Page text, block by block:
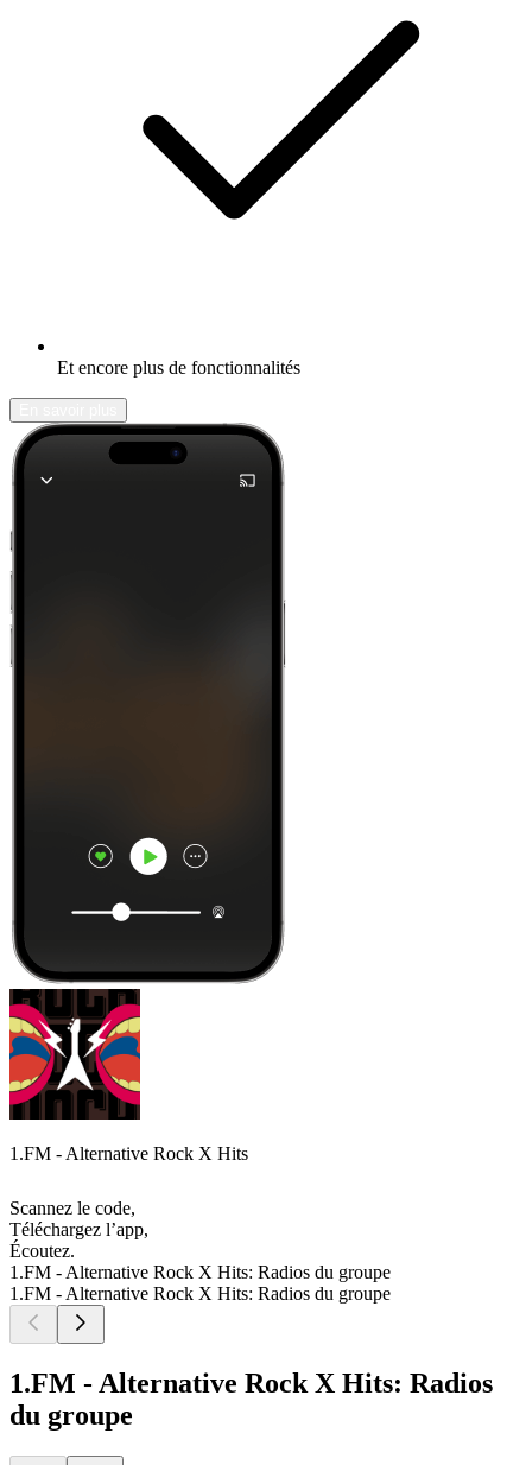
Et encore plus de fonctionnalités
1.FM - Alternative Rock X Hits
Scannez le code,
Téléchargez l’app,
Écoutez.
1.FM - Alternative Rock X Hits: Radios du groupe
1.FM - Alternative Rock X Hits: Radios du groupe
1.FM - Alternative Rock X Hits: Radios
du groupe